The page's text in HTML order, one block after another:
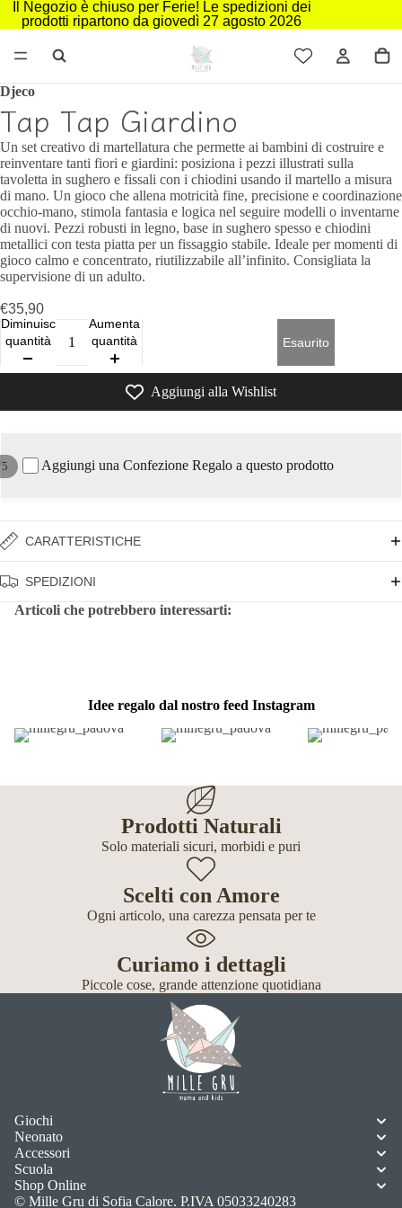
Il Negozio è chiuso per Ferie! Le spedizioni dei
prodotti ripartono da giovedì 27 agosto 2026
5
Djeco
Tap Tap Giardino
Un set creativo di martellatura che permette ai bambini di costruire e
reinventare tanti fiori e giardini: posiziona i pezzi illustrati sulla
tavoletta in sughero e fissali con i chiodini usando il martello a misura
di mano. Un gioco che allena motricità fine, precisione e coordinazione
occhio-mano, stimola fantasia e logica nel seguire modelli o inventarne
di nuovi. Pezzi robusti in legno, base in sughero spesso e chiodini
metallici con testa piatta per un fissaggio stabile. Ideale per momenti di
gioco calmo e concentrato, riutilizzabile all’infinito. Consigliata la
supervisione di un adulto.
€35,90
Diminuisci
quantità
Aumenta
quantità
Esaurito
Aggiungi alla Wishlist
Aggiungi una Confezione Regalo a questo prodotto
CARATTERISTICHE
SPEDIZIONI
Articoli che potrebbero interessarti:
Idee regalo dal nostro feed Instagram
Prodotti Naturali
Solo materiali sicuri, morbidi e puri
Scelti con Amore
Ogni articolo, una carezza pensata per te
Curiamo i dettagli
Piccole cose, grande attenzione quotidiana
Giochi
Neonato
Accessori
Scuola
Shop Online
© Mille Gru di Sofia Calore. P.IVA 05033240283